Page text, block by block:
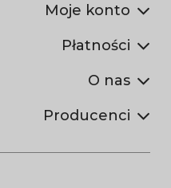
Moje konto
Płatności
O nas
Producenci